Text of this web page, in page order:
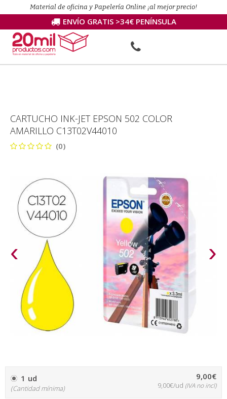
Material de oficina y Papelería Online ¡al mejor precio!
ENVÍO GRATIS >34€ PENÍNSULA
CARTUCHO INK-JET EPSON 502 COLOR
AMARILLO C13T02V44010
(0)
‹ ›
1 ud
(Cantidad mínima)
9,00€
9,00€/ud (IVA no incl)